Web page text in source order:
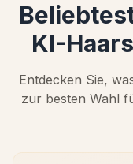
KI-
Entdecken Sie,
zur besten Wahl